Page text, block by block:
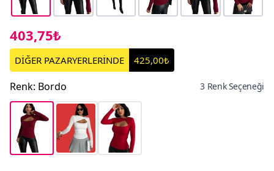
403,75₺
DİĞER PAZARYERLERİNDE 425,00₺
Renk: Bordo 3 Renk Seçeneği